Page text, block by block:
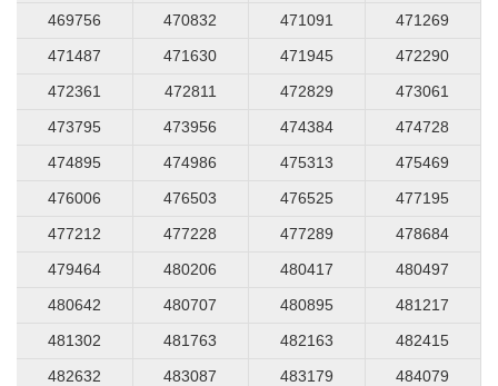
469756
470832 471091
471269
471487
471630 471945
472290
472361
472811 472829
473061
473795
473956 474384
474728
474895
474986 475313
475469
476006
476503 476525
477195
477212
477228 477289
478684
479464
480206 480417
480497
480642
480707 480895
481217
481302
481763 482163
482415
482632
483087 483179
484079